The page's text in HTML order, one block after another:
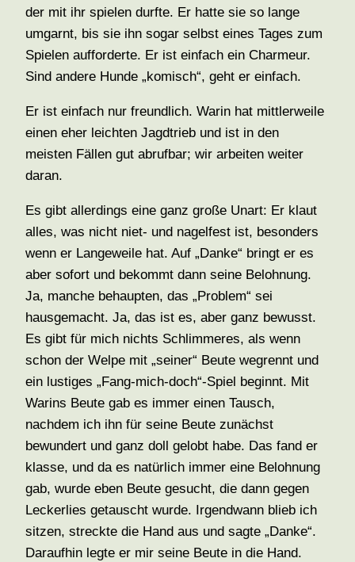
der mit ihr spielen durfte. Er hatte sie so lange
umgarnt, bis sie ihn sogar selbst eines Tages zum
Spielen aufforderte. Er ist einfach ein Charmeur.
Sind andere Hunde „komisch“, geht er einfach.
Er ist einfach nur freundlich. Warin hat mittlerweile
einen eher leichten Jagdtrieb und ist in den
meisten Fällen gut abrufbar; wir arbeiten weiter
daran.
Es gibt allerdings eine ganz große Unart: Er klaut
alles, was nicht niet- und nagelfest ist, besonders
wenn er Langeweile hat. Auf „Danke“ bringt er es
aber sofort und bekommt dann seine Belohnung.
Ja, manche behaupten, das „Problem“ sei
hausgemacht. Ja, das ist es, aber ganz bewusst.
Es gibt für mich nichts Schlimmeres, als wenn
schon der Welpe mit „seiner“ Beute wegrennt und
ein lustiges „Fang-mich-doch“-Spiel beginnt. Mit
Warins Beute gab es immer einen Tausch,
nachdem ich ihn für seine Beute zunächst
bewundert und ganz doll gelobt habe. Das fand er
klasse, und da es natürlich immer eine Belohnung
gab, wurde eben Beute gesucht, die dann gegen
Leckerlies getauscht wurde. Irgendwann blieb ich
sitzen, streckte die Hand aus und sagte „Danke“.
Daraufhin legte er mir seine Beute in die Hand.